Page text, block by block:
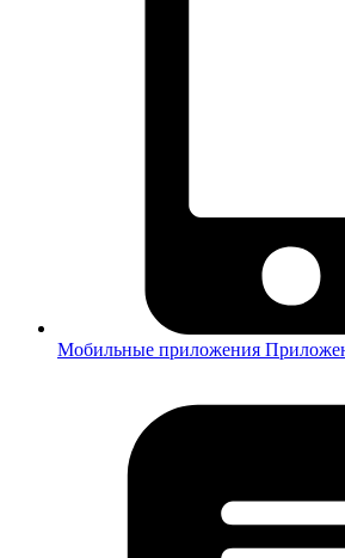
Мобильные приложения